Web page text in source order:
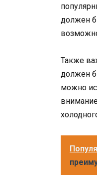
должен
Также
должен
можно